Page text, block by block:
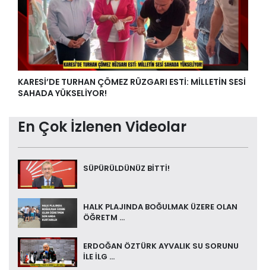
KARESİ’DE TURHAN ÇÖMEZ RÜZGARI ESTİ: MİLLETİN SESİ
SAHADA YÜKSELİYOR!
En Çok İzlenen Videolar
SÜPÜRÜLDÜNÜZ BİTTİ!
HALK PLAJINDA BOĞULMAK ÜZERE OLAN
ÖĞRETM ...
ERDOĞAN ÖZTÜRK AYVALIK SU SORUNU
İLE İLG ...